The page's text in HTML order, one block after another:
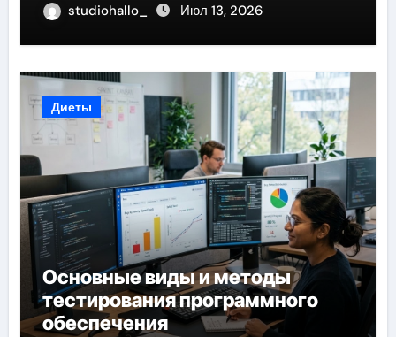
studiohallo_ Июл 13, 2026
Диеты
Основные виды и методы
тестирования программного
обеспечения